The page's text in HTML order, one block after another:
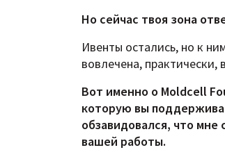
Но сейчас твоя зона
Ивенты остались, но к
вовлечена, практически,
Вот именно о Moldcell
которую вы
обзавидовался, что мне
вашей работы.